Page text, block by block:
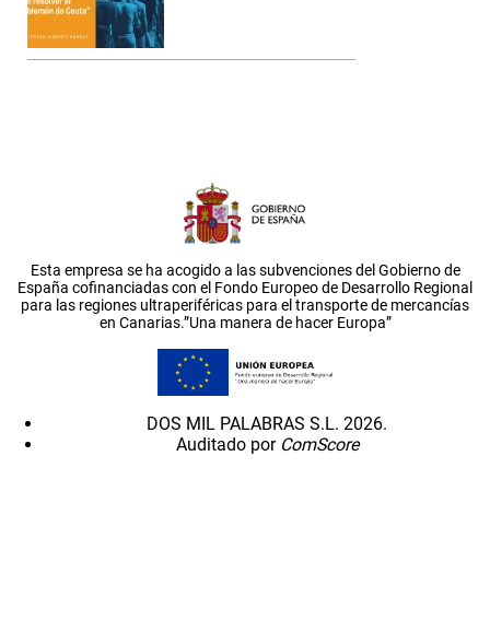
Esta empresa se ha acogido a las subvenciones del Gobierno de
España cofinanciadas con el Fondo Europeo de Desarrollo Regional
para las regiones ultraperiféricas para el transporte de mercancías
en Canarias.”Una manera de hacer Europa”
DOS MIL PALABRAS S.L. 2026.
Auditado por ComScore